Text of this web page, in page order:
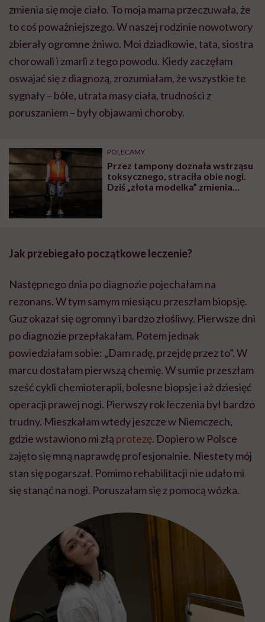
zmienia się moje ciało. To moja mama przeczuwała, że
to coś poważniejszego. W naszej rodzinie nowotwory
zbierały ogromne żniwo. Moi dziadkowie, tata, siostra
chorowali i zmarli z tego powodu. Kiedy zaczęłam
oswajać się z diagnozą, zrozumiałam, że wszystkie te
sygnały – bóle, utrata masy ciała, trudności z
poruszaniem – były objawami choroby.
POLECAMY
Przez tampony doznała wstrząsu
toksycznego, straciła obie nogi.
Dziś „złota modelka” zmienia
Jak przebiegało początkowe leczenie?
Następnego dnia po diagnozie pojechałam na
rezonans. W tym samym miesiącu przeszłam biopsję.
Guz okazał się ogromny i bardzo złośliwy. Pierwsze dni
po diagnozie przepłakałam. Potem jednak
powiedziałam sobie: „Dam radę, przejdę przez to”. W
marcu dostałam pierwszą chemię. W sumie przeszłam
sześć cykli chemioterapii, bolesne biopsje i aż dziesięć
operacji prawej nogi. Pierwszy rok leczenia był bardzo
trudny. Mieszkałam wtedy jeszcze w Niemczech,
gdzie wstawiono mi złą protezę. Dopiero w Polsce
zajęto się mną naprawdę profesjonalnie. Niestety mój
stan się pogarszał. Pomimo rehabilitacji nie udało mi
się stanąć na nogi. Poruszałam się z pomocą wózka.